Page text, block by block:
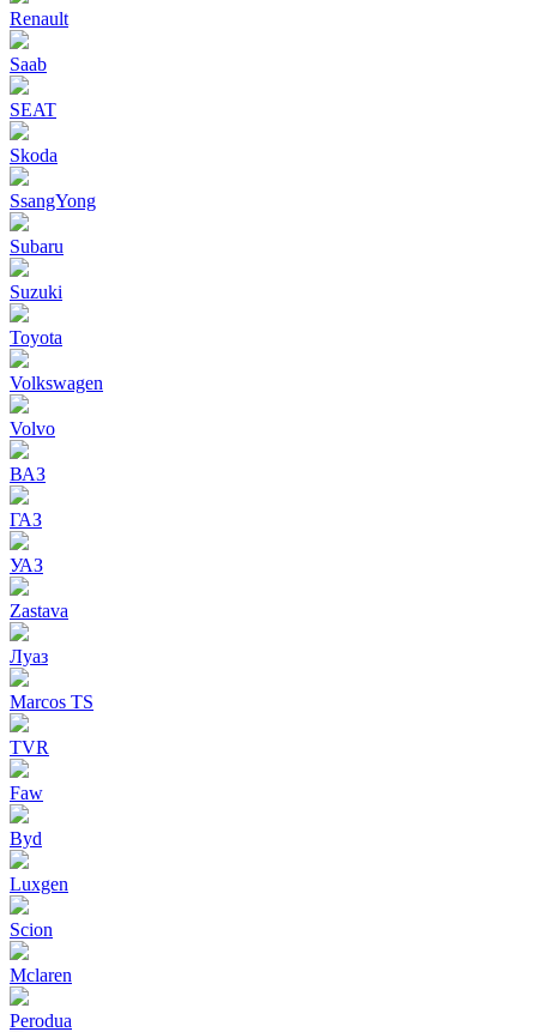
Renault
Saab
SEAT
Skoda
SsangYong
Subaru
Suzuki
Toyota
Volkswagen
Volvo
ВАЗ
ГАЗ
УАЗ
Zastava
Луаз
Marcos TS
TVR
Faw
Byd
Luxgen
Scion
Mclaren
Perodua